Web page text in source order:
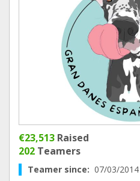
€23,513 Raised
202 Teamers
Teamer since: 07/03/2014